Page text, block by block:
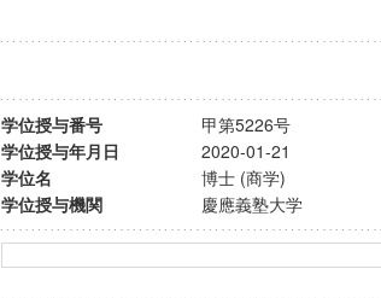
学位授与番号
甲第5226号
学位授与年月日
2020-01-21
学位名
博士 (商学)
学位授与機関
慶應義塾大学